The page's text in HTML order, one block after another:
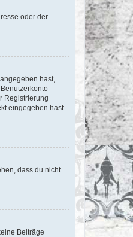
oder der
hast,
Registrierung
eingegeben hast
dass du nicht
Beiträge